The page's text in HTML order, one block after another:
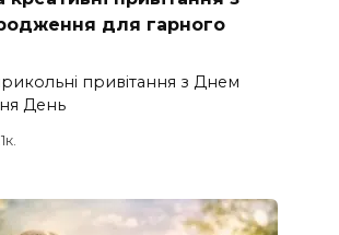
для гарного
привітання з Днем
День